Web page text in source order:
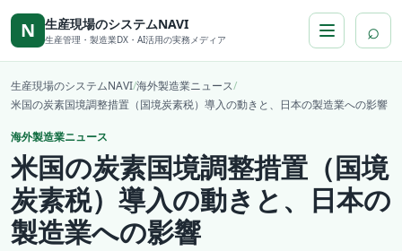
本文へ移動
N 生産現場のシステムNAVI
生産管理・製造業DX・AI活用の実務メディア ⌕
生産現場のシステムNAVI/海外製造業ニュース/
米国の炭素国境調整措置（国境炭素税）導入の動きと、日本の製造業への影響
海外製造業ニュース
米国の炭素国境調整措置（国境
炭素税）導入の動きと、日本の
製造業への影響